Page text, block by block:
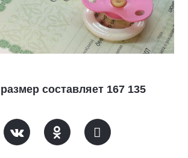
составляет 167 135